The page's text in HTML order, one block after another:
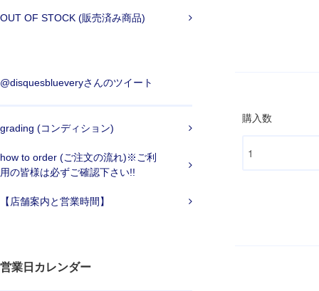
OUT OF STOCK (販売済み商品)
@disquesblueveryさんのツイート
grading (コンディション)
how to order (ご注文の流れ)※ご利
用の皆様は必ずご確認下さい!!
【店舗案内と営業時間】
営業日カレンダー
購入数